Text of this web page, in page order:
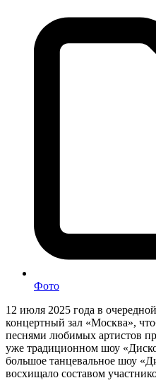
Фото
12 июля 2025 года в
концертный зал «Москва»,
песнями любимых артистов
уже традиционном шоу
большое танцевальное шоу
восхищало составом